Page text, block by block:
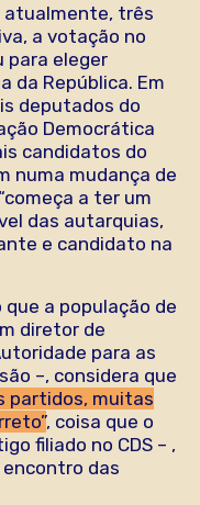
atualmente, três
a votação no
para eleger
da República. Em
deputados do
Democrática
candidatos do
numa mudança de
a ter um
das autarquias,
e candidato na
a população de
diretor de
para as
–, considera que
partidos, muitas
, coisa que o
filiado no CDS – ,
encontro das